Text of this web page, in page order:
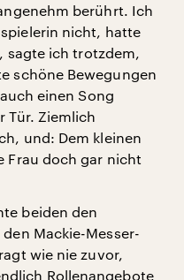
berührt. Ich
nicht, hatte
sagte ich trotzdem,
schöne Bewegungen
einen Song
Tür. Ziemlich
und: Dem kleinen
Frau doch gar nicht
beiden den
Mackie-Messer-
wie nie zuvor,
Rollenangebote